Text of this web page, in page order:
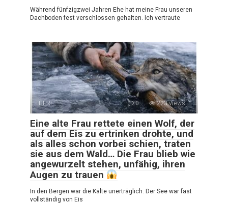
Während fünfzig­zwei Jahren Ehe hat meine Frau unseren
Dachboden fest verschlossen gehalten. Ich vertraute
TIERE 0 223 views
Eine alte Frau rettete einen Wolf, der
auf dem Eis zu ertrinken drohte, und
als alles schon vorbei schien, traten
sie aus dem Wald… Die Frau blieb wie
angewurzelt stehen, unfähig, ihren
Augen zu trauen
In den Bergen war die Kälte unerträglich. Der See war fast
vollständig von Eis